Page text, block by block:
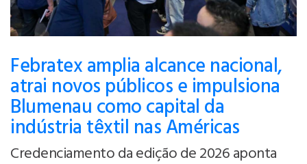
Febratex amplia alcance nacional,
atrai novos públicos e impulsiona
Blumenau como capital da
indústria têxtil nas Américas
Credenciamento da edição de 2026 aponta